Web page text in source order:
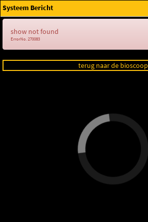
Systeem Bericht
show not found
ErrorNo. 270083
terug naar de bioscoop